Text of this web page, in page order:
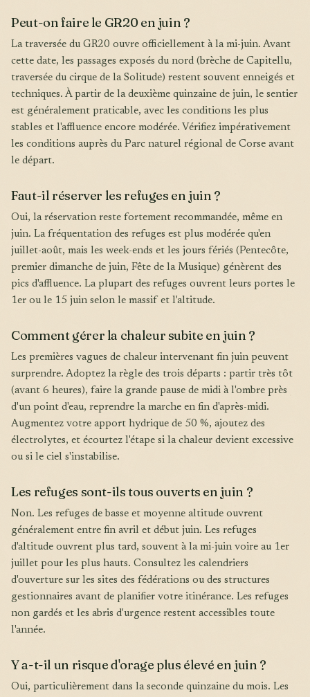
Peut-on faire le GR20 en juin ?
La traversée du GR20 ouvre officiellement à la mi-juin. Avant
cette date, les passages exposés du nord (brèche de Capitellu,
traversée du cirque de la Solitude) restent souvent enneigés et
techniques. À partir de la deuxième quinzaine de juin, le sentier
est généralement praticable, avec les conditions les plus
stables et l'affluence encore modérée. Vérifiez impérativement
les conditions auprès du Parc naturel régional de Corse avant
le départ.
Faut-il réserver les refuges en juin ?
Oui, la réservation reste fortement recommandée, même en
juin. La fréquentation des refuges est plus modérée qu'en
juillet-août, mais les week-ends et les jours fériés (Pentecôte,
premier dimanche de juin, Fête de la Musique) génèrent des
pics d'affluence. La plupart des refuges ouvrent leurs portes le
1er ou le 15 juin selon le massif et l'altitude.
Comment gérer la chaleur subite en juin ?
Les premières vagues de chaleur intervenant fin juin peuvent
surprendre. Adoptez la règle des trois départs : partir très tôt
(avant 6 heures), faire la grande pause de midi à l'ombre près
d'un point d'eau, reprendre la marche en fin d'après-midi.
Augmentez votre apport hydrique de 50 %, ajoutez des
électrolytes, et écourtez l'étape si la chaleur devient excessive
ou si le ciel s'instabilise.
Les refuges sont-ils tous ouverts en juin ?
Non. Les refuges de basse et moyenne altitude ouvrent
généralement entre fin avril et début juin. Les refuges
d'altitude ouvrent plus tard, souvent à la mi-juin voire au 1er
juillet pour les plus hauts. Consultez les calendriers
d'ouverture sur les sites des fédérations ou des structures
gestionnaires avant de planifier votre itinérance. Les refuges
non gardés et les abris d'urgence restent accessibles toute
l'année.
Y a-t-il un risque d'orage plus élevé en juin ?
Oui, particulièrement dans la seconde quinzaine du mois. Les